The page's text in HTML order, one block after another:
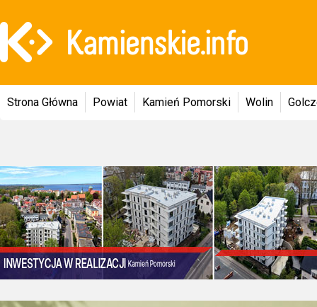
Strona Główna Powiat Kamień Pomorski Wolin